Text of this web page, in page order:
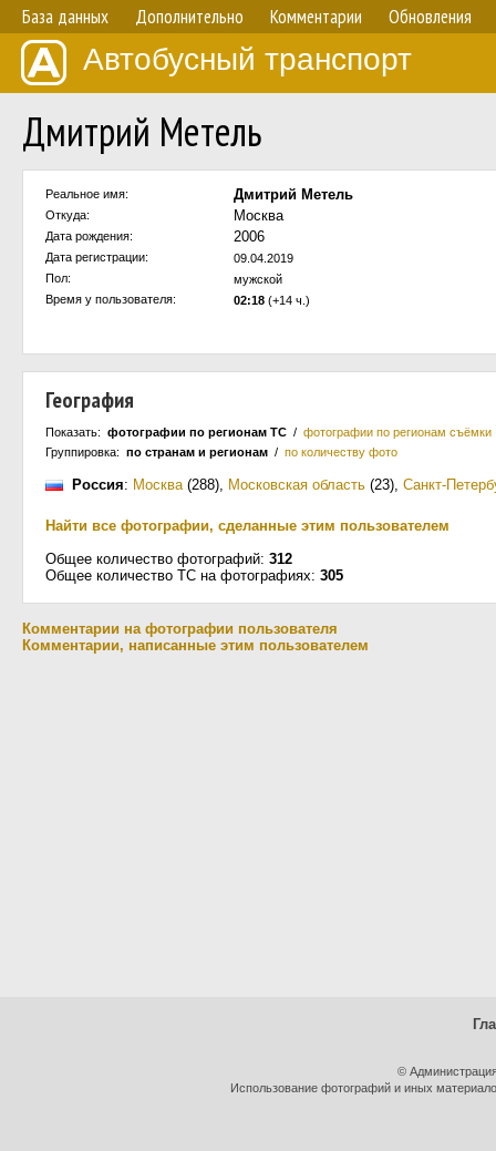
База данных Дополнительно Комментарии Обновления
Автобусный транспорт
Дмитрий Метель
Реальное имя: Дмитрий Метель
Откуда: Москва
Дата рождения: 2006
Дата регистрации:
09.04.2019
Пол:
мужской
Время у пользователя:
02:18 (+14 ч.)
География
Показать: фотографии по регионам ТС / фотографии по регионам съёмки
Группировка: по странам и регионам / по количеству фото
Россия: Москва(288), Московская область (23), Санкт-
Найти все фотографии, сделанные этим пользователем
Общее количество фотографий: 312
Общее количество ТС на фотографиях: 305
Комментарии на фотографии пользователя
Комментарии, написанные этим пользователем
©
Использование фотографий и иных